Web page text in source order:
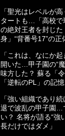
「聖光はレベルが
タートも…「高校で
の絶対王者を封じた
身」“背番号17”の正
「これは、なにか
開いた…甲子園の“
味方した？ 蘇る「
「逆転のPL」の記憶
「強い組織であり
退で波乱の甲子園…
い？ 名将が語る“強
長だけではダメ」